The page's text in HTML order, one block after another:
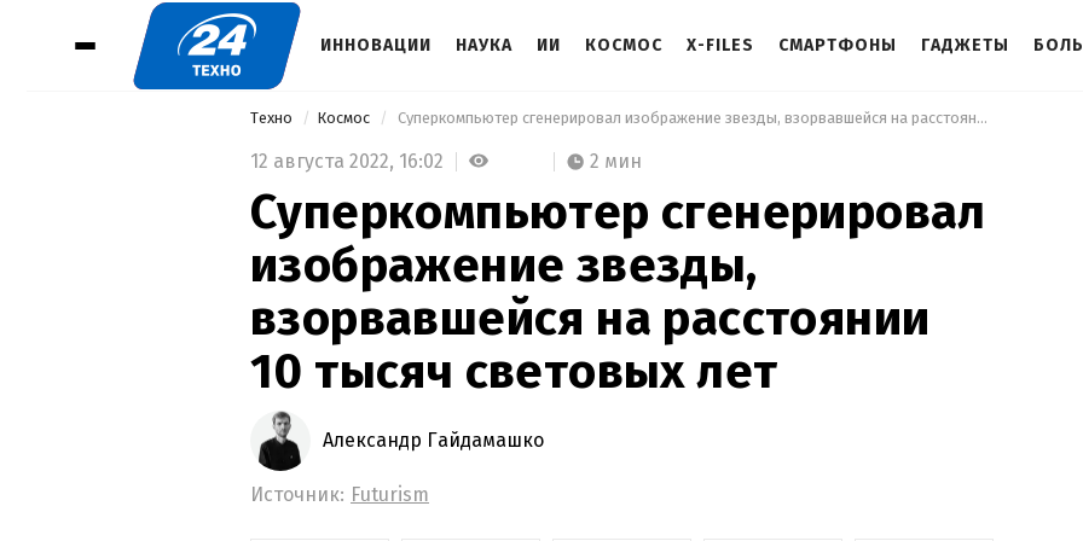
ИННОВАЦИИ НАУКА ИИ КОСМОС X-FILES СМАРТФОНЫ ГАДЖЕТЫ
Техно Космос Суперкомпьютер сгенерировал изображение звезды, взорвавшейся на расстоянии 10 тысяч световых лет
12 августа 2022, 16:02 2 мин
Суперкомпьютер сгенерировал
изображение звезды,
взорвавшейся на расстоянии
10 тысяч световых лет
Александр Гайдамашко
Источник: Futurism